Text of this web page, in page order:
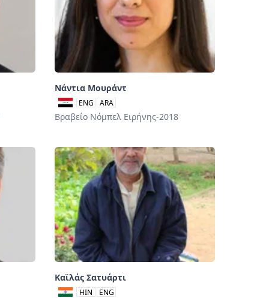
Νάντια Μουράντ
ENG ARA
Βραβείο Νόμπελ Ειρήνης-2018
Καϊλάς Σατυάρτι
HIN ENG